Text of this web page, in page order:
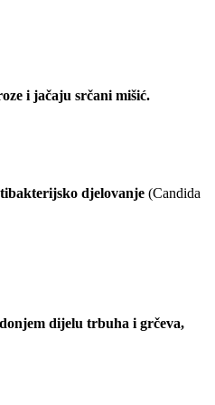
i jačaju srčani mišić.
djelovanje (Candida
dijelu trbuha i grčeva,